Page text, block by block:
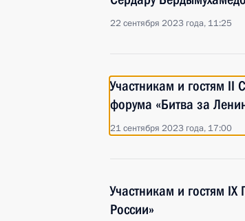
22 сентября 2023 года, 11:25
Участникам и гостям II
форума «Битва за
21 сентября 2023 года, 17:00
Участникам и гостям
России»